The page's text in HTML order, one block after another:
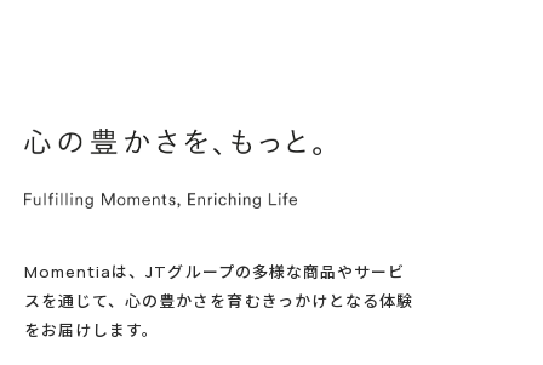
Momentiaは、JTグループの多様な商品やサービ
スを通じて、心の豊かさを育むきっかけとなる体験
をお届けします。